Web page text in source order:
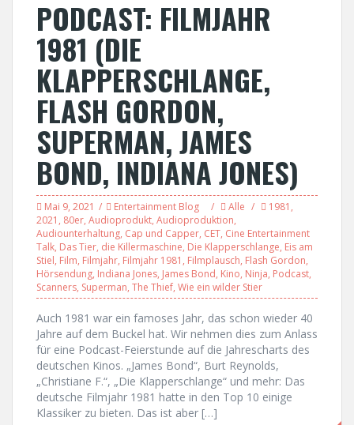
PODCAST: FILMJAHR
1981 (DIE
KLAPPERSCHLANGE,
FLASH GORDON,
SUPERMAN, JAMES
BOND, INDIANA JONES)
Mai 9, 2021 Entertainment Blog Alle 1981 ,
2021 , 80er, Audioprodukt, Audioproduktion,
Audiounterhaltung, Cap und Capper, CET, Cine Entertainment
Talk, Das Tier, die Killermaschine, Die Klapperschlange, Eis am
Stiel, Film, Filmjahr, Filmjahr 1981 , Filmplausch, Flash Gordon,
Hörsendung, Indiana Jones, James Bond, Kino, Ninja, Podcast,
Scanners, Superman, The Thief, Wie ein wilder Stier
Auch 1981 war ein famoses Jahr, das schon wieder 40
Jahre auf dem Buckel hat. Wir nehmen dies zum Anlass
für eine Podcast-Feierstunde auf die Jahrescharts des
deutschen Kinos. „James Bond“, Burt Reynolds,
„Christiane F.“, „Die Klapperschlange“ und mehr: Das
deutsche Filmjahr 1981 hatte in den Top 10 einige
Klassiker zu bieten. Das ist aber […]